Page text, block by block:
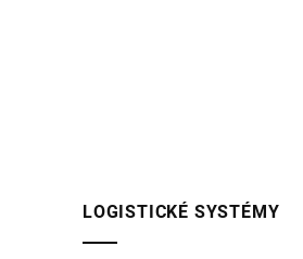
LOGISTICKÉ SYSTÉMY